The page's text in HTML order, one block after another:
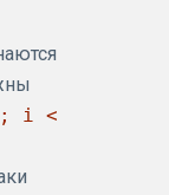
i <